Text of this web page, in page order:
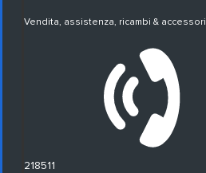
Vendita, assistenza, ricambi & accessori
218511